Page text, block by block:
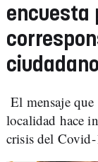
encuesta
El mensaje
localidad hace
crisis del